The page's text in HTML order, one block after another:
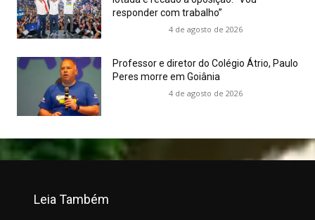
responder com trabalho”
4 de agosto de 2026
Professor e diretor do Colégio Átrio, Paulo
Peres morre em Goiânia
4 de agosto de 2026
Leia Também